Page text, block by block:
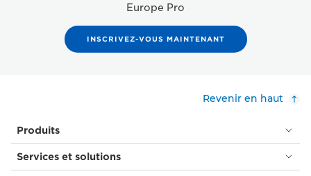
Europe Pro
INSCRIVEZ-VOUS MAINTENANT
Revenir en haut
Produits
Services et solutions